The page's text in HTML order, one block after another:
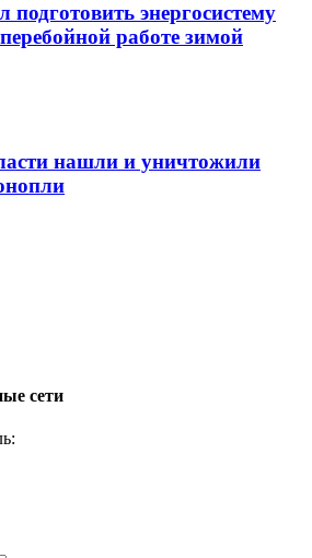
энергосистему
работе зимой
нашли и уничтожили
сети